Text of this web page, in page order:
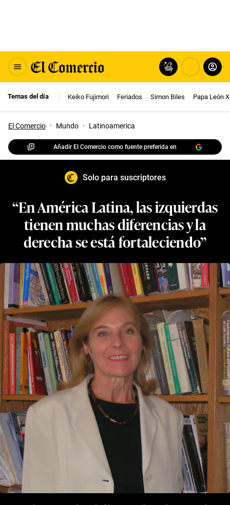
Temas del día Keiko Fujimori Feriados Simon Biles Papa León
El Comercio · Mundo · Latinoamerica
Añadir El Comercio como fuente preferida en
Solo para suscriptores
“En América Latina, las izquierdas
tienen muchas diferencias y la
derecha se está fortaleciendo”